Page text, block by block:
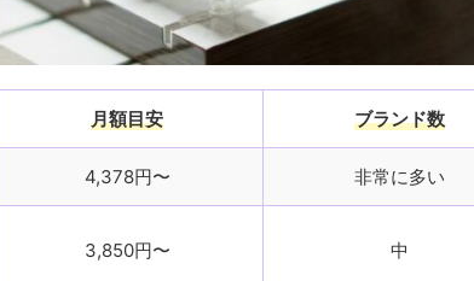
月額目安 ブランド数
4,378円〜 非常に多い
3,850円〜 中